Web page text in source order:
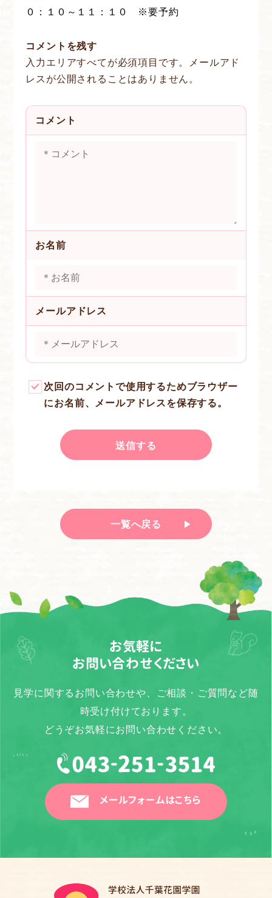
０：１０～１１：１０ ※要予約
コメントを残す
入力エリアすべてが必須項目です。メールアド
レスが公開されることはありません。
コメント
お名前
メールアドレス
次回のコメントで使用するためブラウザー
にお名前、メールアドレスを保存する。
一覧へ戻る
お気軽に
お問い合わせください
見学に関するお問い合わせや、ご相談・ご質問など随
時受け付けております。
どうぞお気軽にお問い合わせください。
メールフォームはこちら